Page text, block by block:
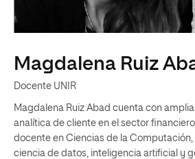
Magdalena Ruiz
Docente UNIR
Magdalena Ruiz Abad cuenta con
analítica de cliente en el sector
docente en Ciencias de la
ciencia de datos, inteligencia artificial y